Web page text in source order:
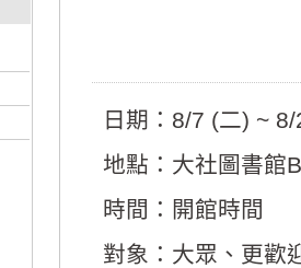
日期：8/7 (二) ~
地點：大社圖書館
時間：開館時間
對象：大眾、更歡